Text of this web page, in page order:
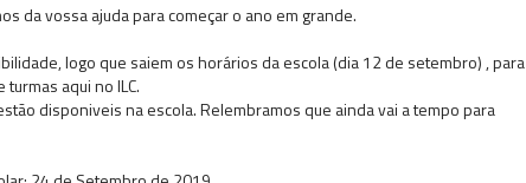
da vossa ajuda para começar o ano em grande.
logo que saiem os horários da escola (dia 12 de setembro) , para
aqui no ILC.
disponiveis na escola. Relembramos que ainda vai a tempo para